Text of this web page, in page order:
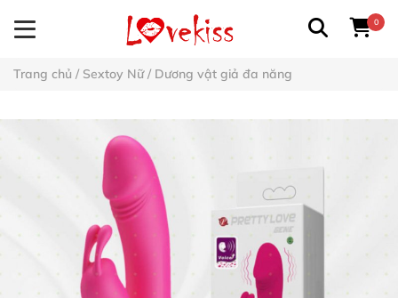
0
Trang chủ / Sextoy Nữ/ Dương vật giả đa năng